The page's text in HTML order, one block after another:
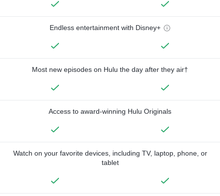
Endless entertainment with Disney+
Most new episodes on Hulu the day after they air†
Access to award-winning Hulu Originals
Watch on your favorite devices, including TV, laptop, phone, or
tablet